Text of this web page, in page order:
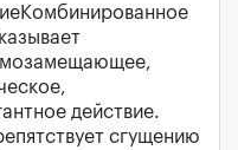
действие.
сгущению